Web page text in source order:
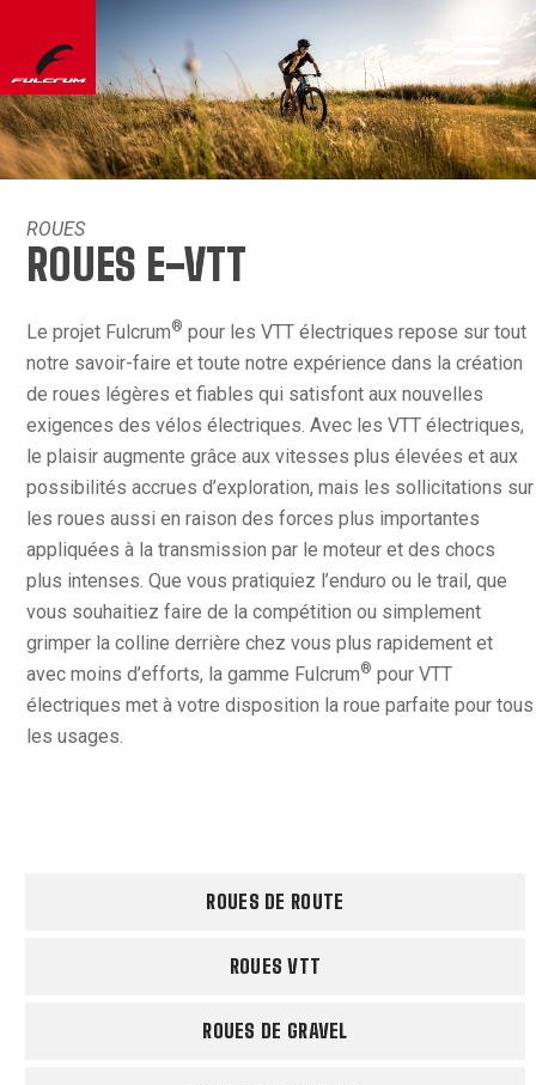
ROUES
ROUES E-VTT
Le projet Fulcrum® pour les VTT électriques repose sur tout
notre savoir-faire et toute notre expérience dans la création
de roues légères et fiables qui satisfont aux nouvelles
exigences des vélos électriques. Avec les VTT électriques,
le plaisir augmente grâce aux vitesses plus élevées et aux
possibilités accrues d’exploration, mais les sollicitations sur
les roues aussi en raison des forces plus importantes
appliquées à la transmission par le moteur et des chocs
plus intenses. Que vous pratiquiez l’enduro ou le trail, que
vous souhaitiez faire de la compétition ou simplement
grimper la colline derrière chez vous plus rapidement et
avec moins d’efforts, la gamme Fulcrum® pour VTT
électriques met à votre disposition la roue parfaite pour tous
les usages.
ROUES DE ROUTE
ROUES VTT
ROUES DE GRAVEL